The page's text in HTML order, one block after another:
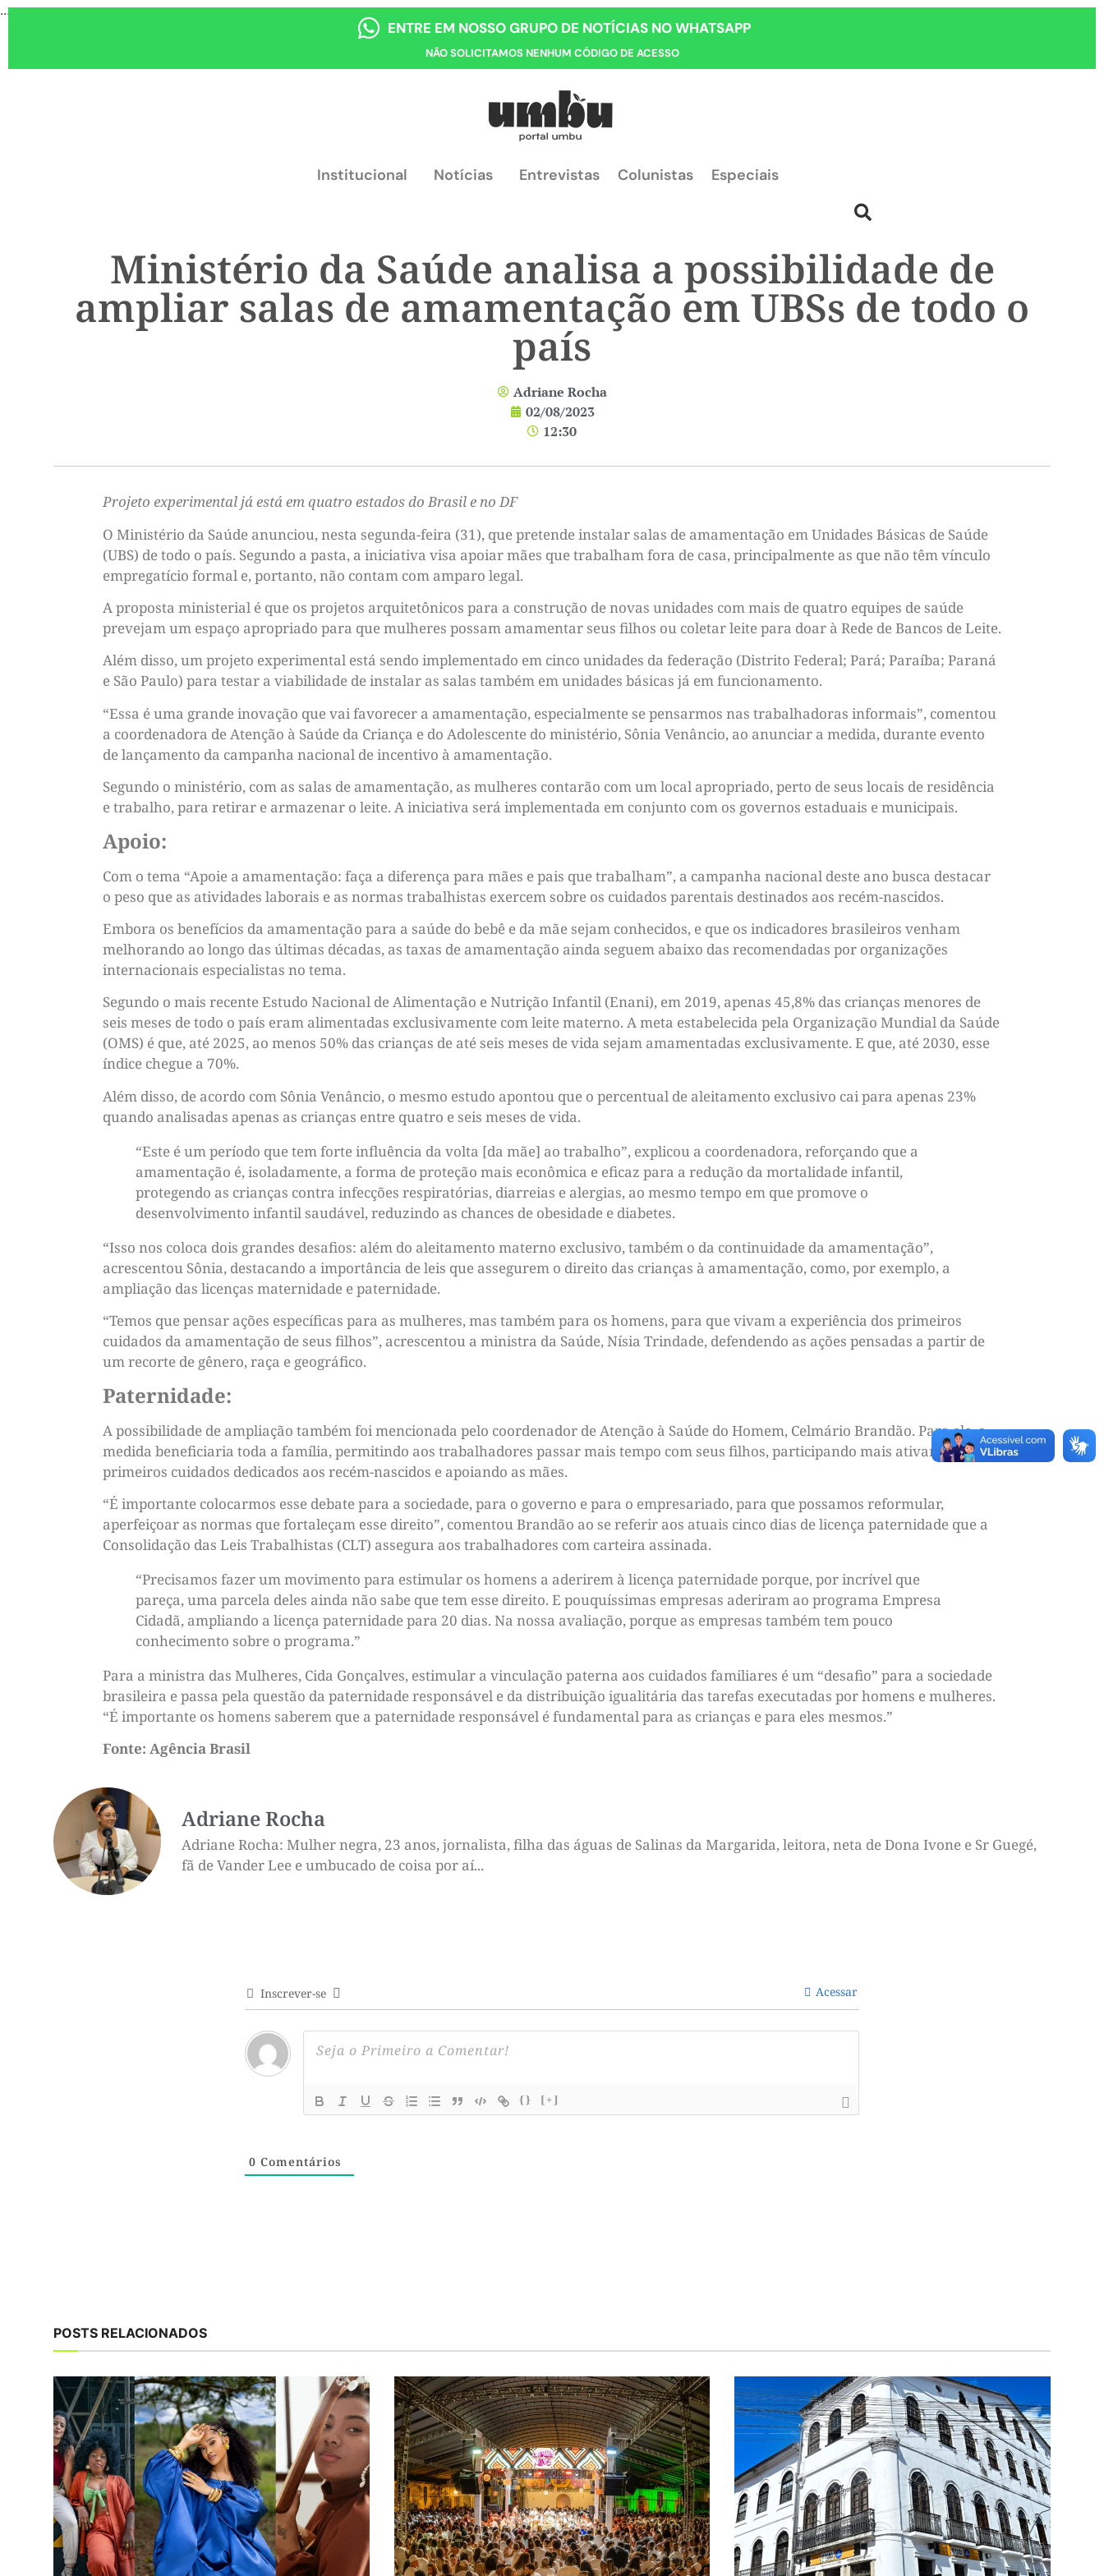
...
ENTRE EM NOSSO GRUPO DE NOTÍCIAS NO WHATSAPP
NÃO SOLICITAMOS NENHUM CÓDIGO DE ACESSO
Institucional Notícias Entrevistas Colunistas Especiais
Ministério da Saúde analisa a possibilidade de
ampliar salas de amamentação em UBSs de todo o
país
Adriane Rocha
02/08/2023
12:30
Projeto experimental já está em quatro estados do Brasil e no DF
O Ministério da Saúde anunciou, nesta segunda-feira (31), que pretende instalar salas de amamentação em Unidades Básicas de Saúde
(UBS) de todo o país. Segundo a pasta, a iniciativa visa apoiar mães que trabalham fora de casa, principalmente as que não têm vínculo
empregatício formal e, portanto, não contam com amparo legal.
A proposta ministerial é que os projetos arquitetônicos para a construção de novas unidades com mais de quatro equipes de saúde
prevejam um espaço apropriado para que mulheres possam amamentar seus filhos ou coletar leite para doar à Rede de Bancos de Leite.
Além disso, um projeto experimental está sendo implementado em cinco unidades da federação (Distrito Federal; Pará; Paraíba; Paraná
e São Paulo) para testar a viabilidade de instalar as salas também em unidades básicas já em funcionamento.
“Essa é uma grande inovação que vai favorecer a amamentação, especialmente se pensarmos nas trabalhadoras informais”, comentou
a coordenadora de Atenção à Saúde da Criança e do Adolescente do ministério, Sônia Venâncio, ao anunciar a medida, durante evento
de lançamento da campanha nacional de incentivo à amamentação.
Segundo o ministério, com as salas de amamentação, as mulheres contarão com um local apropriado, perto de seus locais de residência
e trabalho, para retirar e armazenar o leite. A iniciativa será implementada em conjunto com os governos estaduais e municipais.
Apoio:
Com o tema “Apoie a amamentação: faça a diferença para mães e pais que trabalham”, a campanha nacional deste ano busca destacar
o peso que as atividades laborais e as normas trabalhistas exercem sobre os cuidados parentais destinados aos recém-nascidos.
Embora os benefícios da amamentação para a saúde do bebê e da mãe sejam conhecidos, e que os indicadores brasileiros venham
melhorando ao longo das últimas décadas, as taxas de amamentação ainda seguem abaixo das recomendadas por organizações
internacionais especialistas no tema.
Segundo o mais recente Estudo Nacional de Alimentação e Nutrição Infantil (Enani), em 2019, apenas 45,8% das crianças menores de
seis meses de todo o país eram alimentadas exclusivamente com leite materno. A meta estabelecida pela Organização Mundial da Saúde
(OMS) é que, até 2025, ao menos 50% das crianças de até seis meses de vida sejam amamentadas exclusivamente. E que, até 2030, esse
índice chegue a 70%.
Além disso, de acordo com Sônia Venâncio, o mesmo estudo apontou que o percentual de aleitamento exclusivo cai para apenas 23%
quando analisadas apenas as crianças entre quatro e seis meses de vida.
“Este é um período que tem forte influência da volta [da mãe] ao trabalho”, explicou a coordenadora, reforçando que a
amamentação é, isoladamente, a forma de proteção mais econômica e eficaz para a redução da mortalidade infantil,
protegendo as crianças contra infecções respiratórias, diarreias e alergias, ao mesmo tempo em que promove o
desenvolvimento infantil saudável, reduzindo as chances de obesidade e diabetes.
“Isso nos coloca dois grandes desafios: além do aleitamento materno exclusivo, também o da continuidade da amamentação”,
acrescentou Sônia, destacando a importância de leis que assegurem o direito das crianças à amamentação, como, por exemplo, a
ampliação das licenças maternidade e paternidade.
“Temos que pensar ações específicas para as mulheres, mas também para os homens, para que vivam a experiência dos primeiros
cuidados da amamentação de seus filhos”, acrescentou a ministra da Saúde, Nísia Trindade, defendendo as ações pensadas a partir de
um recorte de gênero, raça e geográfico.
Paternidade:
A possibilidade de ampliação também foi mencionada pelo coordenador de Atenção à Saúde do Homem, Celmário Brandão. Para ele, a
medida beneficiaria toda a família, permitindo aos trabalhadores passar mais tempo com seus filhos, participando mais ativamente dos
primeiros cuidados dedicados aos recém-nascidos e apoiando as mães.
“É importante colocarmos esse debate para a sociedade, para o governo e para o empresariado, para que possamos reformular,
aperfeiçoar as normas que fortaleçam esse direito”, comentou Brandão ao se referir aos atuais cinco dias de licença paternidade que a
Consolidação das Leis Trabalhistas (CLT) assegura aos trabalhadores com carteira assinada.
“Precisamos fazer um movimento para estimular os homens a aderirem à licença paternidade porque, por incrível que
pareça, uma parcela deles ainda não sabe que tem esse direito. E pouquíssimas empresas aderiram ao programa Empresa
Cidadã, ampliando a licença paternidade para 20 dias. Na nossa avaliação, porque as empresas também tem pouco
conhecimento sobre o programa.”
Para a ministra das Mulheres, Cida Gonçalves, estimular a vinculação paterna aos cuidados familiares é um “desafio” para a sociedade
brasileira e passa pela questão da paternidade responsável e da distribuição igualitária das tarefas executadas por homens e mulheres.
“É importante os homens saberem que a paternidade responsável é fundamental para as crianças e para eles mesmos.”
Fonte: Agência Brasil
Adriane Rocha
Adriane Rocha: Mulher negra, 23 anos, jornalista, filha das águas de Salinas da Margarida, leitora, neta de Dona Ivone e Sr Guegé,
fã de Vander Lee e umbucado de coisa por aí...
Inscrever-se Acessar
{} [+]
0 Comentários
POSTS RELACIONADOS